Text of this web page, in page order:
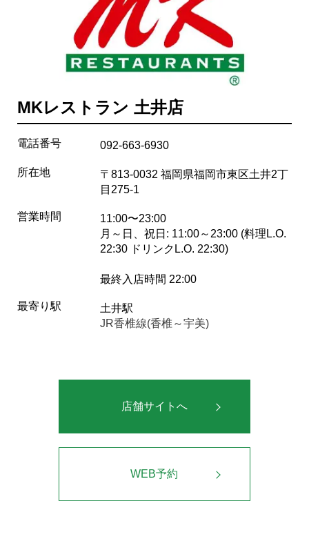
MKレストラン 土井店
電話番号 092-663-6930
所在地
〒813-0032 福岡県福岡市東区土井2丁
目275-1
営業時間
11:00〜23:00
月～日、祝日: 11:00～23:00 (料理L.O.
22:30 ドリンクL.O. 22:30)
最終入店時間 22:00
最寄り駅
土井駅
JR香椎線(香椎～宇美)
店舗サイトへ
WEB予約